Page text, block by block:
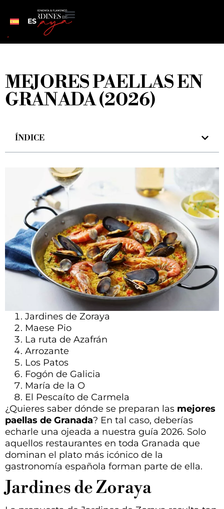
ES
MEJORES PAELLAS EN
GRANADA (2026)
ÍNDICE
Jardines de Zoraya
Maese Pio
La ruta de Azafrán
Arrozante
Los Patos
Fogón de Galicia
María de la O
El Pescaíto de Carmela
¿Quieres saber dónde se preparan las mejores
paellas de Granada? En tal caso, deberías
echarle una ojeada a nuestra guía 2026. Solo
aquellos restaurantes en toda Granada que
dominan el plato más icónico de la
gastronomía española forman parte de ella.
Jardines de Zoraya